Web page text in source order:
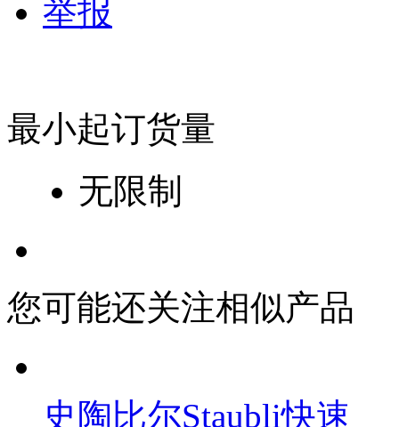
举报
最小起订货量
无限制
您可能还关注相似产品
史陶比尔Staubli快速